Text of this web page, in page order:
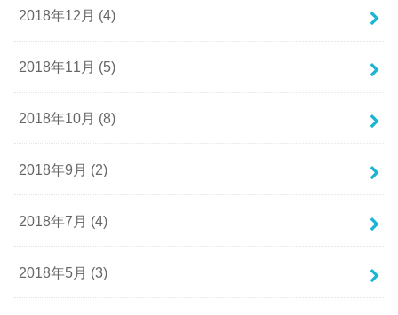
2018年12月 (4)
2018年11月 (5)
2018年10月 (8)
2018年9月 (2)
2018年7月 (4)
2018年5月 (3)